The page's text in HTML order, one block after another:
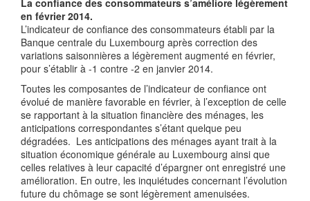
La confiance des consommateurs s’améliore légèrement
en février 2014.
L’indicateur de confiance des consommateurs établi par la
Banque centrale du Luxembourg après correction des
variations saisonnières a légèrement augmenté en février,
pour s’établir à -1 contre -2 en janvier 2014.
Toutes les composantes de l’indicateur de confiance ont
évolué de manière favorable en février, à l’exception de celle
se rapportant à la situation financière des ménages, les
anticipations correspondantes s’étant quelque peu
dégradées. Les anticipations des ménages ayant trait à la
situation économique générale au Luxembourg ainsi que
celles relatives à leur capacité d’épargner ont enregistré une
amélioration. En outre, les inquiétudes concernant l’évolution
future du chômage se sont légèrement amenuisées.